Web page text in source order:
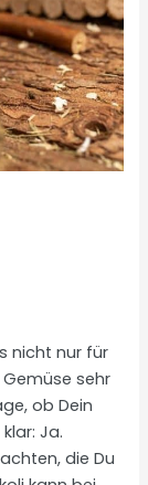
nicht nur für
sehr
ob Dein
Ja.
die Du